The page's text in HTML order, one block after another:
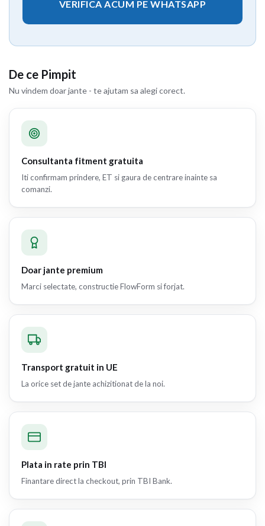
VERIFICA ACUM PE WHATSAPP
De ce Pimpit
Nu vindem doar jante - te ajutam sa alegi corect.
Consultanta fitment gratuita
Iti confirmam prindere, ET si gaura de centrare inainte sa
comanzi.
Doar jante premium
Marci selectate, constructie FlowForm si forjat.
Transport gratuit in UE
La orice set de jante achizitionat de la noi.
Plata in rate prin TBI
Finantare direct la checkout, prin TBI Bank.